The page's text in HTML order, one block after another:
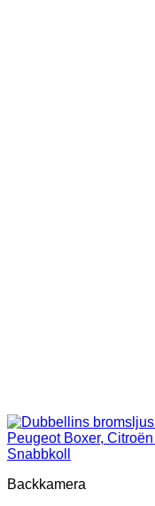
Snabbkoll
Backkamera